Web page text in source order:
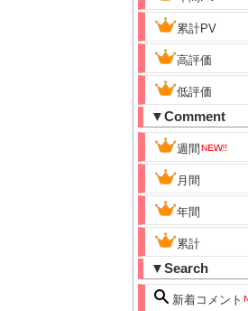
累計PV
高評価
低評価
▼Comment
週間
月間
年間
累計
▼Search
新着コメント